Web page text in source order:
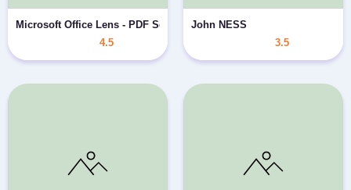
Microsoft Office Lens - PDF Scanner
4.5
John NESS
3.5